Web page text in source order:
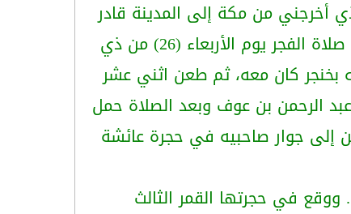
أخرجني من مكة إلى المدينة قادر
على أن يسوق إليَّ الشهادة. واستجاب الله دعوته، وحقق له ما كان يتمناه، فعندما خرج إلى صلاة الفجر يوم الأربعاء (26) من ذي
بخنجر كان معه، ثم طعن اثني عشر
الرحمن بن عوف وبعد الصلاة حمل
إلى جوار صاحبيه في حجرة عائشة
في حجرتها القمر الثالث